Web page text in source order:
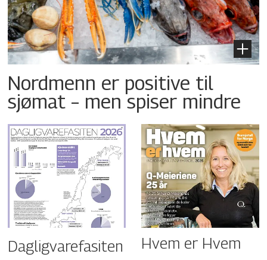
Nordmenn er positive til
sjømat – men spiser mindre
Dagligvarefasiten Hvem er Hvem